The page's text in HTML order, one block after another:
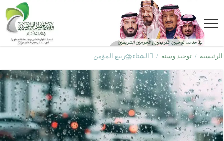
الرئيسية / توحيد وسنة / الشتاء⛈ربيع المؤمن